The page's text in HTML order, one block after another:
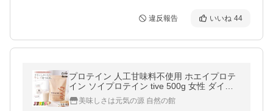
違反報告 いいね 44
プロテイン 人工甘味料不使用 ホエイプロテ
イン ソイプロテイン tive 500g 女性 ダイエ
ット 置き換え 天然甘味料使用 グルテンフリ
ー 爆買
美味しさは元気の源 自然の館